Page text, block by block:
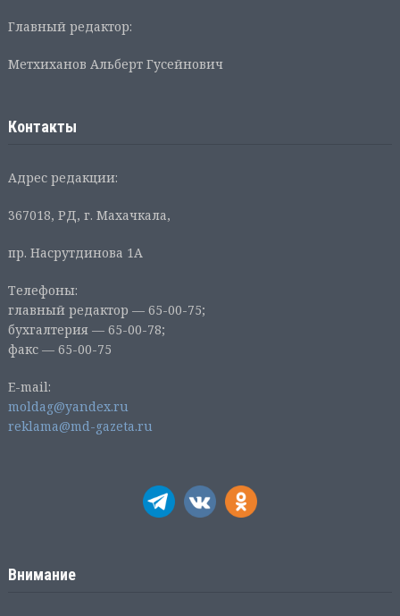
Главный редактор:
Метхиханов Альберт Гусейнович
Контакты
Адрес редакции:
367018, РД, г. Махачкала,
пр. Насрутдинова 1А
Телефоны:
главный редактор — 65-00-75;
бухгалтерия — 65-00-78;
факс — 65-00-75
E-mail:
moldag@yandex.ru
reklama@md-gazeta.ru
Внимание